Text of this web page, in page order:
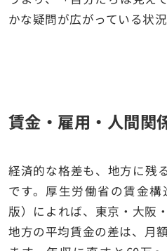
かな疑問が広がっている状況
賃金・雇用・人間関
経済的な格差も、地方に残
です。厚生労働省の賃金
版）によれば、東京・大阪
地方の平均賃金の差は、月